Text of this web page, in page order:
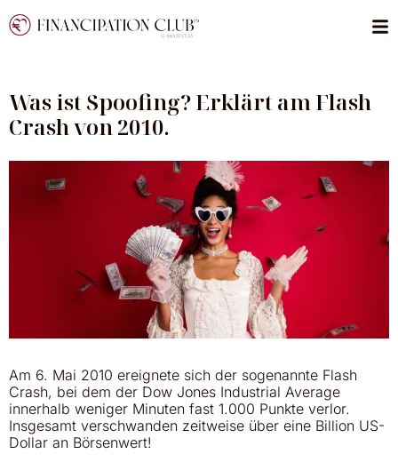
Was ist Spoofing? Erklärt am Flash
Crash von 2010.
Am 6. Mai 2010 ereignete sich der sogenannte Flash
Crash, bei dem der Dow Jones Industrial Average
innerhalb weniger Minuten fast 1.000 Punkte verlor.
Insgesamt verschwanden zeitweise über eine Billion US-
Dollar an Börsenwert!